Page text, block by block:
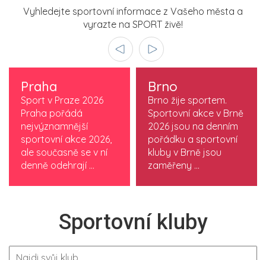
Vyhledejte sportovní informace z Vašeho města a
vyrazte na SPORT živě!
Praha
Sport v Praze 2026
Praha pořádá
nejvýznamnější
sportovní akce 2026,
ale současně se v ní
denně odehrají ...
Brno
Brno žije sportem.
Sportovní akce v Brně
2026 jsou na denním
pořádku a sportovní
kluby v Brně jsou
zaměřeny ...
Sportovní kluby